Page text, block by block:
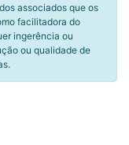
associados que os
facilitadora do
ingerência ou
ou qualidade de